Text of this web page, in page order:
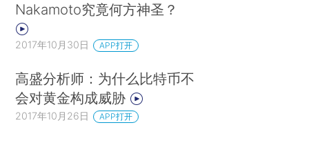
Nakamoto究竟何方神圣？
2017年10月30日 APP打开
高盛分析师：为什么比特币不
会对黄金构成威胁
2017年10月26日 APP打开